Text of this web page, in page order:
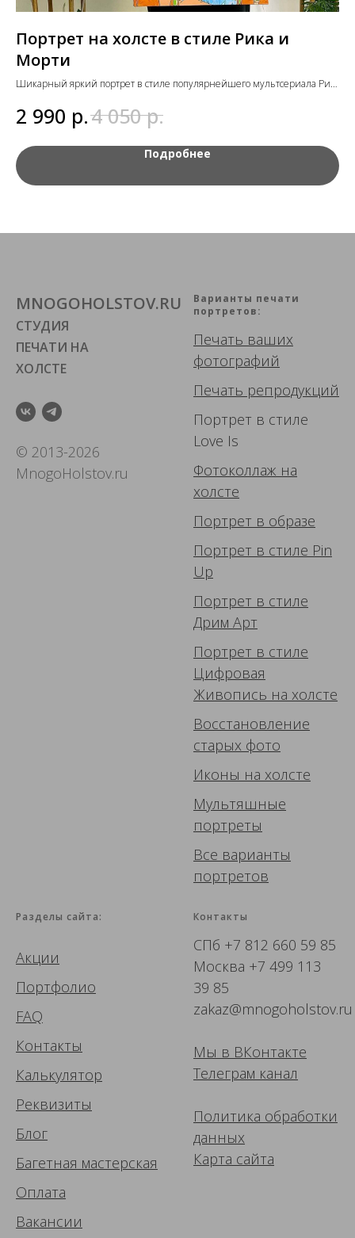
Портрет на холсте в стиле Рика и
Морти
Шикарный яркий портрет в стиле популярнейшего мультсериала Рик
хлопковом холсте.
2 990 р.4 050 р.
Подробнее
MNOGOHOLSTOV.RU
СТУДИЯ
ПЕЧАТИ НА
ХОЛСТЕ
© 2013-2026
MnogoHolstov.ru
Варианты печати
портретов:
Печать ваших
фотографий
Печать репродукций
Портрет в стиле
Love Is
Фотоколлаж на
холсте
Портрет в образе
Портрет в стиле Pin
Up
Портрет в стиле
Дрим Арт
Портрет в стиле
Цифровая
Живопись на холсте
Восстановление
старых фото
Иконы на холсте
Мультяшные
портреты
Все варианты
портретов
Разделы сайта:
Акции
Портфолио
FAQ
Контакты
Калькулятор
Реквизиты
Блог
Багетная мастерская
Оплата
Вакансии
Контакты
СПб +7 812 660 59 85
Москва +7 499 113
39 85
zakaz@mnogoholstov.ru
Мы в ВКонтакте
Телеграм канал
Политика обработки
данных
Карта сайта